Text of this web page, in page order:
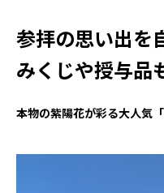
参拝の思い出を
みくじや授与品
本物の紫陽花が彩る大人気「